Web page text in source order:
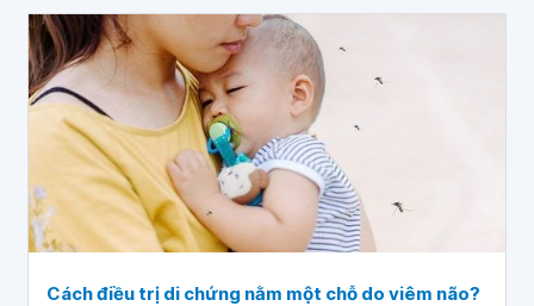
Cách điều trị di chứng nằm một chỗ do viêm não?